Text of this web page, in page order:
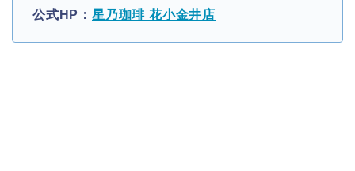
公式HP： 星乃珈琲 花小金井店